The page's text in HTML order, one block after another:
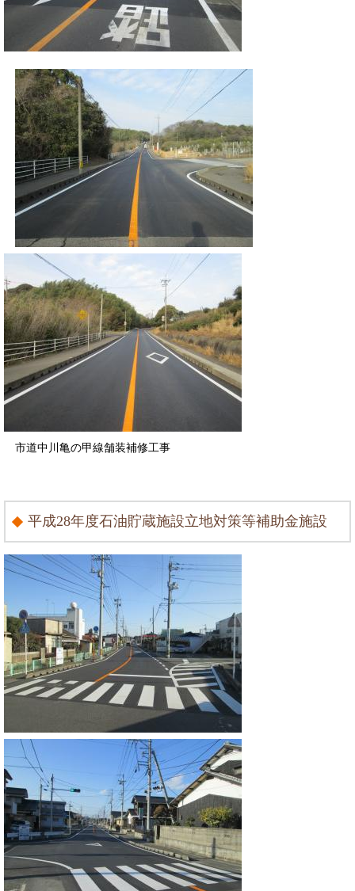
市道中川亀の甲線舗装補修工事
平成28年度石油貯蔵施設立地対策等補助金施設